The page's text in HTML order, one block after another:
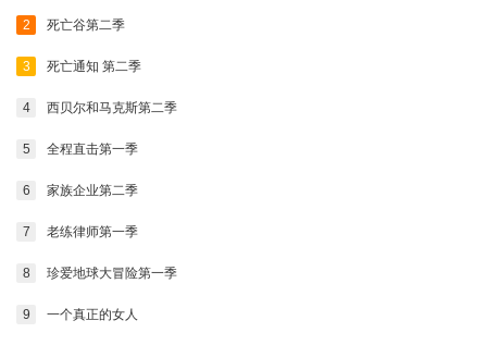
2 死亡谷第二季
3 死亡通知 第二季
4 西贝尔和马克斯第二季
5 全程直击第一季
6 家族企业第二季
7 老练律师第一季
8 珍爱地球大冒险第一季
9 一个真正的女人